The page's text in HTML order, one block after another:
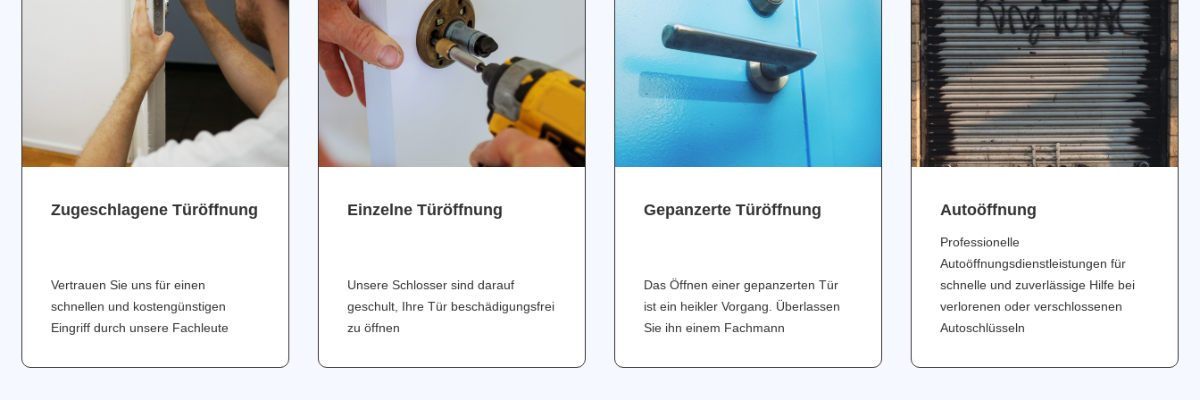
Zugeschlagene Türöffnung
Vertrauen Sie uns für einen
schnellen und kostengünstigen
Eingriff durch unsere Fachleute
Einzelne Türöffnung
Unsere Schlosser sind darauf
geschult, Ihre Tür beschädigungsfrei
zu öffnen
Gepanzerte Türöffnung
Das Öffnen einer gepanzerten Tür
ist ein heikler Vorgang. Überlassen
Sie ihn einem Fachmann
Аutoöffnung
Professionelle
Autoöffnungsdienstleistungen für
schnelle und zuverlässige Hilfe bei
verlorenen oder verschlossenen
Autoschlüsseln